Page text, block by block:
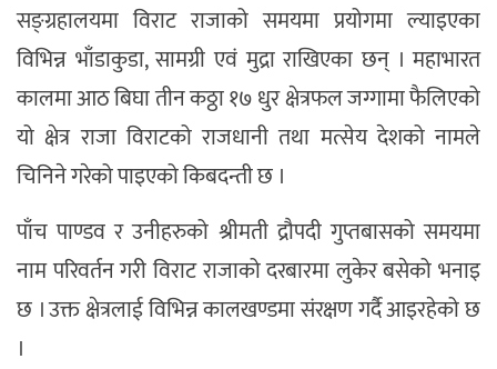
सङ्ग्रहालयमा विराट राजाको समयमा प्रयोगमा ल्याइएका
विभिन्न भाँडाकुडा, सामग्री एवं मुद्रा राखिएका छन् । महाभारत
कालमा आठ बिघा तीन कठ्ठा १७ धुर क्षेत्रफल जग्गामा फैलिएको
यो क्षेत्र राजा विराटको राजधानी तथा मत्सेय देशको नामले
चिनिने गरेको पाइएको किबदन्ती छ ।
पाँच पाण्डव र उनीहरुको श्रीमती द्रौपदी गुप्तबासको समयमा
नाम परिवर्तन गरी विराट राजाको दरबारमा लुकेर बसेको भनाइ
छ । उक्त क्षेत्रलाई विभिन्न कालखण्डमा संरक्षण गर्दै आइरहेको छ
।